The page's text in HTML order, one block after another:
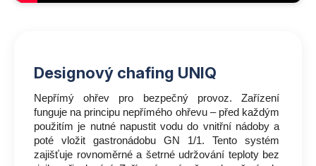
Designový chafing UNIQ
Nepřímý ohřev pro bezpečný provoz. Zařízení
funguje na principu nepřímého ohřevu – před každým
použitím je nutné napustit vodu do vnitřní nádoby a
poté vložit gastronádobu GN 1/1. Tento systém
zajišťuje rovnoměrné a šetrné udržování teploty bez